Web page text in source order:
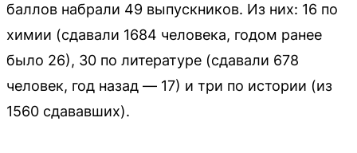
баллов набрали 49 выпускников. Из них: 16 по
химии (сдавали 1684 человека, годом ранее
было 26), 30 по литературе (сдавали 678
человек, год назад — 17) и три по истории (из
1560 сдававших).